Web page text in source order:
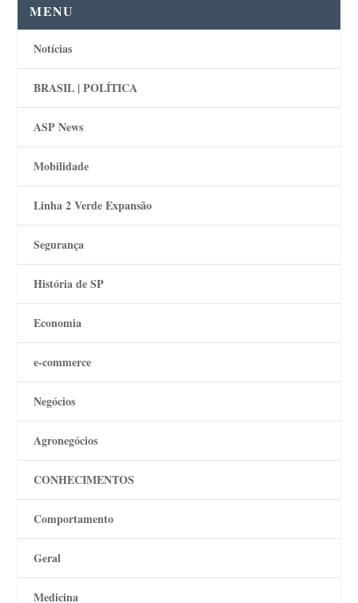
MENU
Notícias
BRASIL | POLÍTICA
ASP News
Mobilidade
Linha 2 Verde Expansão
Segurança
História de SP
Economia
e-commerce
Negócios
Agronegócios
CONHECIMENTOS
Comportamento
Geral
Medicina